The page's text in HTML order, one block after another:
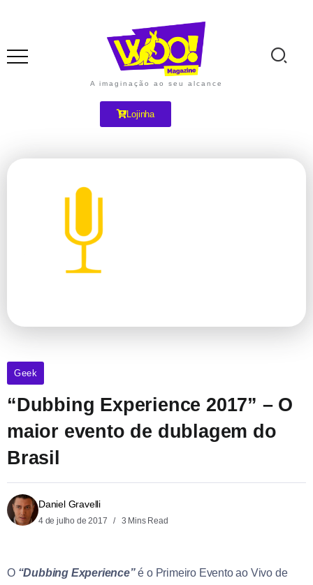
A imaginação ao seu alcance
Lojinha
Geek
“Dubbing Experience 2017” – O
maior evento de dublagem do
Brasil
Daniel Gravelli
4 de julho de 2017 3 Mins Read
O “Dubbing Experience”é o Primeiro Evento ao Vivo de